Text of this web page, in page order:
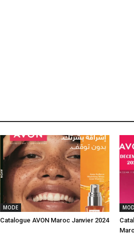
MODE
Catalogue AVON Maroc Janvier 2024